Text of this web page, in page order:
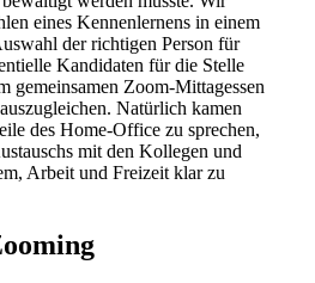
eines Kennenlernens in einem
der richtigen Person für
Kandidaten für die Stelle
gemeinsamen Zoom-Mittagessen
Natürlich kamen
des Home-Office zu sprechen,
mit den Kollegen und
Arbeit und Freizeit klar zu